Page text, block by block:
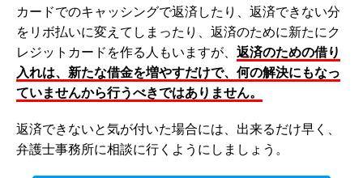
カードでのキャッシングで返済したり、返済できない分
をリボ払いに変えてしまったり、返済のために新たにク
レジットカードを作る人もいますが、 返済のための借り
入れは、新たな借金を増やすだけで、何の解決にもなっ
ていませんから行うべきではありません。
返済できないと気が付いた場合には、出来るだけ早く、
弁護士事務所に相談に行くようにしましょう。